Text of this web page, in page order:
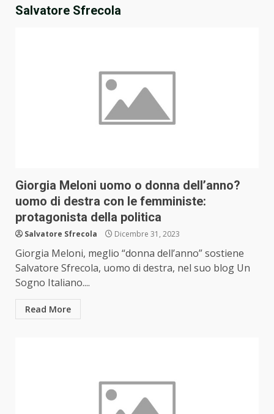
Salvatore Sfrecola
Giorgia Meloni uomo o donna dell’anno?
uomo di destra con le femministe:
protagonista della politica
Salvatore Sfrecola Dicembre 31, 2023
Giorgia Meloni, meglio “donna dell’anno” sostiene
Salvatore Sfrecola, uomo di destra, nel suo blog Un
Sogno Italiano....
Read More